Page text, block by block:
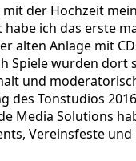
der Hochzeit
habe ich das erste
alten Anlage mit
Spiele wurden dort
und
des Tonstudios
Media Solutions
Vereinsfeste